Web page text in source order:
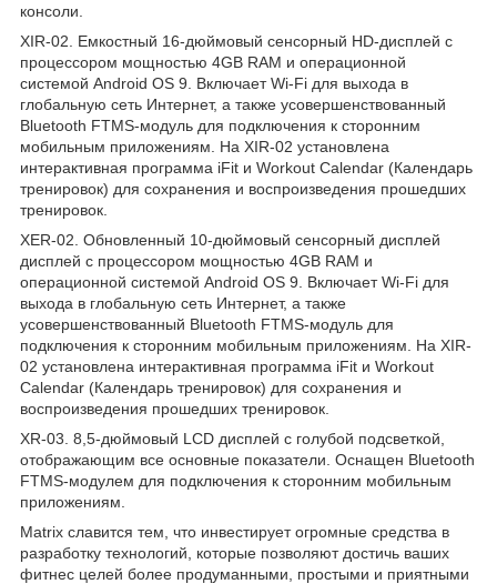
консоли.
XIR-02. Емкостный 16-дюймовый сенсорный HD-дисплей с
процессором мощностью 4GB RAM и операционной
системой Android OS 9. Включает Wi-Fi для выхода в
глобальную сеть Интернет, а также усовершенствованный
Bluetooth FTMS-модуль для подключения к сторонним
мобильным приложениям. На XIR-02 установлена
интерактивная программа iFit и Workout Calendar (Календарь
тренировок) для сохранения и воспроизведения прошедших
тренировок.
XER-02. Обновленный 10-дюймовый сенсорный дисплей
дисплей с процессором мощностью 4GB RAM и
операционной системой Android OS 9. Включает Wi-Fi для
выхода в глобальную сеть Интернет, а также
усовершенствованный Bluetooth FTMS-модуль для
подключения к сторонним мобильным приложениям. На XIR-
02 установлена интерактивная программа iFit и Workout
Calendar (Календарь тренировок) для сохранения и
воспроизведения прошедших тренировок.
XR-03. 8,5-дюймовый LCD дисплей с голубой подсветкой,
отображающим все основные показатели. Оснащен Bluetooth
FTMS-модулем для подключения к сторонним мобильным
приложениям.
Matrix славится тем, что инвестирует огромные средства в
разработку технологий, которые позволяют достичь ваших
фитнес целей более продуманными, простыми и приятными